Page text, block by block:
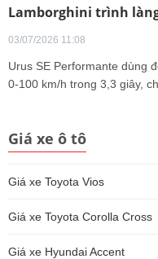
Lamborghini trình
03/07/2026 11:08
Urus SE Performante dùng
0-100 km/h trong 3,3 giây,
Giá xe ô tô
Giá xe Toyota Vios
Giá xe Toyota Corolla Cross
Giá xe Hyundai Accent